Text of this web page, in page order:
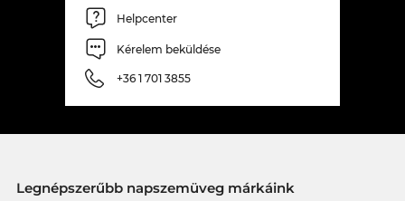
Helpcenter
Kérelem beküldése
+36 1 701 3855
Legnépszerűbb napszemüveg márkáink